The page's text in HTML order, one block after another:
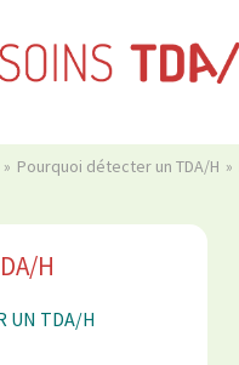
Pourquoi détecter un TDA/H
H
UN TDA/H